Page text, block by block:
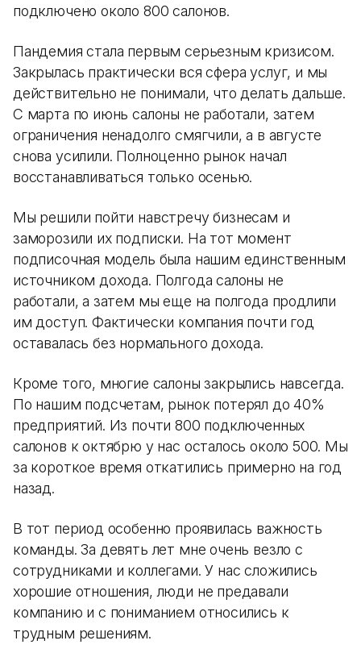
подключено около 800 салонов.
Пандемия стала первым серьезным кризисом.
Закрылась практически вся сфера услуг, и мы
действительно не понимали, что делать дальше.
С марта по июнь салоны не работали, затем
ограничения ненадолго смягчили, а в августе
снова усилили. Полноценно рынок начал
восстанавливаться только осенью.
Мы решили пойти навстречу бизнесам и
заморозили их подписки. На тот момент
подписочная модель была нашим единственным
источником дохода. Полгода салоны не
работали, а затем мы еще на полгода продлили
им доступ. Фактически компания почти год
оставалась без нормального дохода.
Кроме того, многие салоны закрылись навсегда.
По нашим подсчетам, рынок потерял до 40%
предприятий. Из почти 800 подключенных
салонов к октябрю у нас осталось около 500. Мы
за короткое время откатились примерно на год
назад.
В тот период особенно проявилась важность
команды. За девять лет мне очень везло с
сотрудниками и коллегами. У нас сложились
хорошие отношения, люди не предавали
компанию и с пониманием относились к
трудным решениям.